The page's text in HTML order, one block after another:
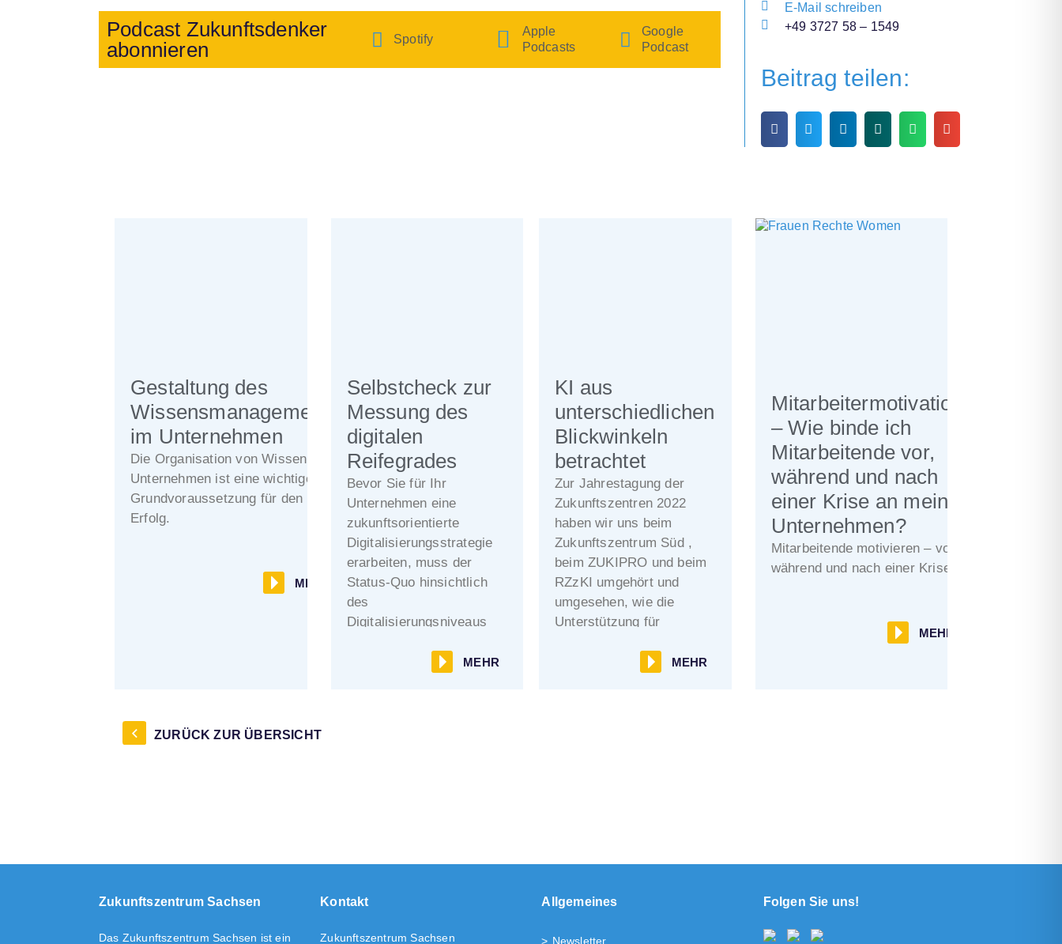
Podcast Zukunftsdenker
abonnieren
Spotify
Apple
Podcasts
Google
Podcast
E-Mail schreiben
+49 3727 58 – 1549
Beitrag teilen:
Gestaltung des
Wissensmanagements
im Unternehmen
Die Organisation von Wissen in
Unternehmen ist eine wichtige
Grundvoraussetzung für den
Erfolg.
MEHR
Selbstcheck zur
Messung des
digitalen
Reifegrades​
Bevor Sie für Ihr
Unternehmen eine
zukunftsorientierte
Digitalisierungsstrategie
erarbeiten, muss der
Status-Quo hinsichtlich
des
Digitalisierungsniveaus
MEHR
KI aus
unterschiedlichen
Blickwinkeln
betrachtet
Zur Jahrestagung der
Zukunftszentren 2022
haben wir uns beim
Zukunftszentrum Süd ,
beim ZUKIPRO und beim
RZzKI umgehört und
umgesehen, wie die
Unterstützung für
MEHR
Mitarbeitermotivation
– Wie binde ich
Mitarbeitende vor,
während und nach
einer Krise an mein
Unternehmen?
Mitarbeitende motivieren – vor,
während und nach einer Krise
MEHR
ZURÜCK ZUR ÜBERSICHT
Zukunftszentrum Sachsen
Das Zukunftszentrum Sachsen ist ein
Kontakt
Zukunftszentrum Sachsen
Allgemeines
Newsletter
Folgen Sie uns!